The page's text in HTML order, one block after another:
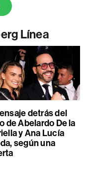
Línea
detrás del
de Abelardo De la
y Ana Lucía
según una